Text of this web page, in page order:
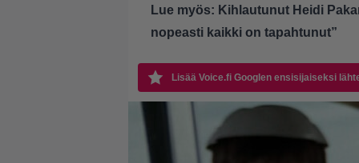
Lue myös: Kihlautunut Heidi
nopeasti kaikki on tapahtunut”
Lisää Voice.fi Googlen ensisijaiseksi